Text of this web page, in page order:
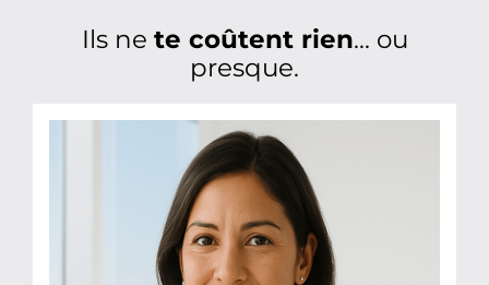
Ils ne te coûtent rien… ou
presque.